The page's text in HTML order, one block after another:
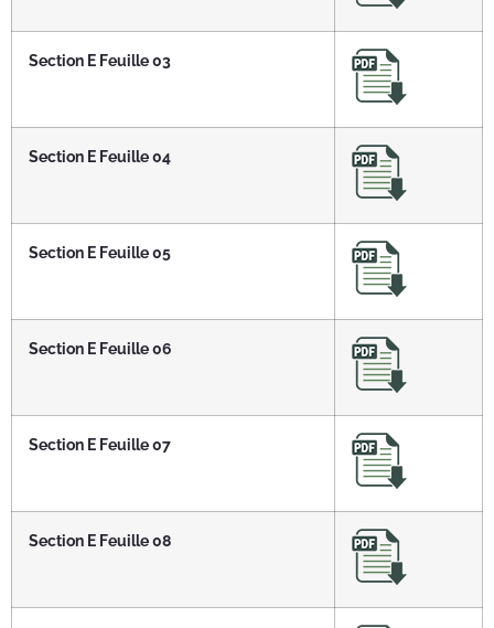
Section E Feuille 03
Section E Feuille 04
Section E Feuille 05
Section E Feuille 06
Section E Feuille 07
Section E Feuille 08